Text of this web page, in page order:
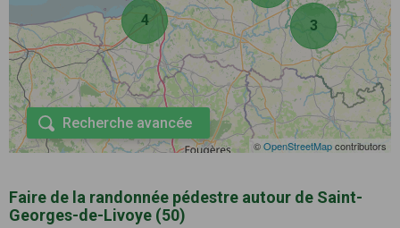
3
4
©OpenStreetMapcontributors
Recherche avancée
Faire de la randonnée pédestre autour de Saint-
Georges-de-Livoye (50)